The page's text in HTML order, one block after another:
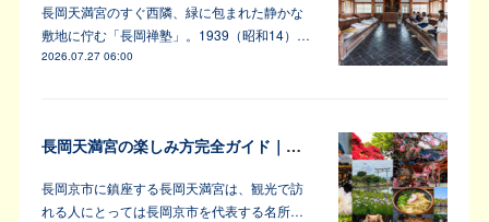
長岡天満宮のすぐ西隣、緑に包まれた静かな
敷地に佇む「長岡禅塾」。1939（昭和14）…
2026.07.27 06:00
長岡天満宮の楽しみ方完全ガイド｜アンバサダーが教えます！
長岡京市に鎮座する長岡天満宮は、観光で訪
れる人にとっては長岡京市を代表する名所…